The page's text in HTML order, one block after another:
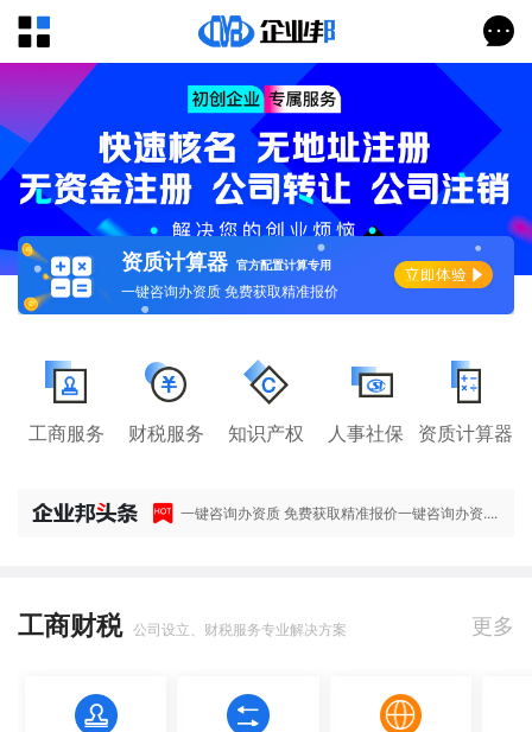
资质计算器 官方配置计算专用
一键咨询办资质 免费获取精准报价
工商服务 财税服务 知识产权 人事社保 资质计算器
一键咨询办资质 免费获取精准报价一键咨询办资....
工商财税 公司设立、财税服务专业解决方案 更多